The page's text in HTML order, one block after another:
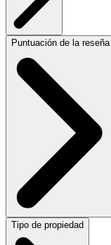
Puntuación de la reseña
Tipo de propiedad